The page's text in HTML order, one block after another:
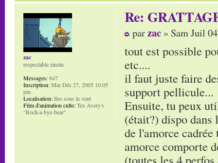
Re:
parzac » Sam Juil
tout est possible
etc....
il faut juste faire
support pellicule...
Ensuite, tu peux
(était?) dispo
de l'amorce
amorce comporte
(toutes les 4
zac
respectable zinzin
Messages:847
Inscription:Mar Déc 27, 2005 10:05
pm
Localisation:Iles sous le vent
Film d'animation culte:Tex Avery's
"Rock-a-bye-bear"